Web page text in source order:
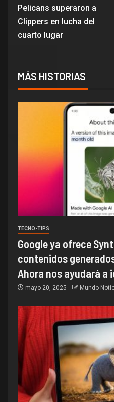
Pelicans superaron a
Clippers en lucha del
cuarto lugar
MÁS HISTORIAS
TECNO-TIPS
Google ya ofrece
contenidos
Ahora nos ayudará
mayo 20, 2025 Mundo